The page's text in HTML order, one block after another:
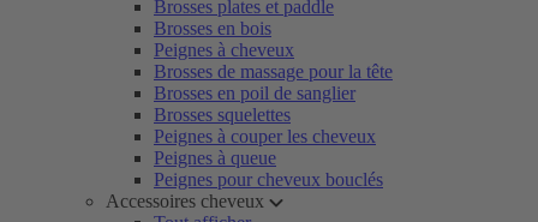
Brosses plates et paddle
Brosses en bois
Peignes à cheveux
Brosses de massage pour la tête
Brosses en poil de sanglier
Brosses squelettes
Peignes à couper les cheveux
Peignes à queue
Peignes pour cheveux bouclés
Accessoires cheveux